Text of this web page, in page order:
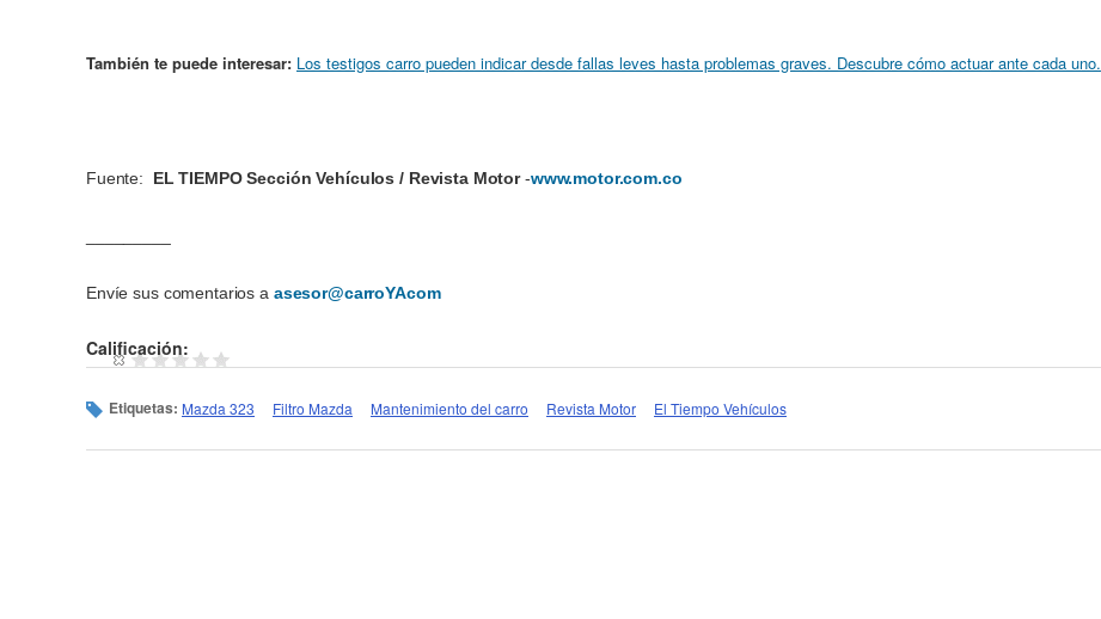
También te puede interesar: Los testigos carro pueden indicar desde fallas leves hasta problemas graves. Descubre cómo actuar ante cada uno.
Fuente: EL TIEMPO Sección Vehículos / Revista Motor-www.motor.com.co
Envíe sus comentarios a asesor@carroYAcom
Calificación:
Etiquetas: Mazda 323 Filtro Mazda Mantenimiento del carro Revista Motor El Tiempo Vehículos